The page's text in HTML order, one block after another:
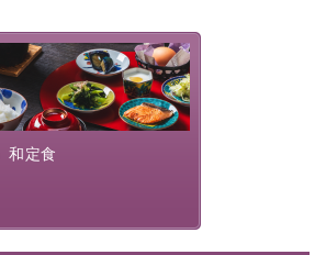
ご用意
メニティをご用意
、チェックアウト10時
和定食
りとした和食膳に使わ
材は、諏訪の名産品を
んに取り入れ、安心・
心掛けた長野県産...